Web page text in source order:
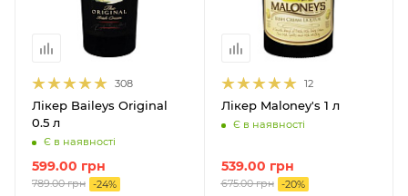
308
Лікер Baileys Original
0.5 л
Є в наявності
599.00 грн
789.00грн -24%
12
Лікер Maloney's 1 л
Є в наявності
539.00 грн
675.00грн -20%